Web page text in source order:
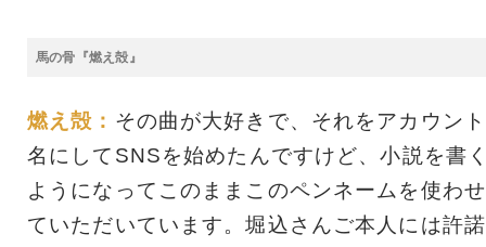
馬の骨『燃え殻』
燃え殻： その曲が大好きで、それをアカウント
名にしてSNSを始めたんですけど、小説を書
ようになってこのままこのペンネームを使わせ
ていただいています。堀込さんご本人には許諾